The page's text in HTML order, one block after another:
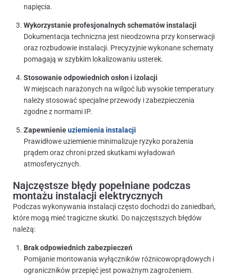
napięcia.
Wykorzystanie profesjonalnych schematów instalacji
Dokumentacja techniczna jest nieodzowna przy konserwacji
oraz rozbudowie instalacji. Precyzyjnie wykonane schematy
pomagają w szybkim lokalizowaniu usterek.
Stosowanie odpowiednich osłon i izolacji
W miejscach narażonych na wilgoć lub wysokie temperatury
należy stosować specjalne przewody i zabezpieczenia
zgodne z normami IP.
Zapewnienieuziemienia instalacji
Prawidłowe uziemienie minimalizuje ryzyko porażenia
prądem oraz chroni przed skutkami wyładowań
atmosferycznych.
Najczęstsze błędy popełniane podczas
montażu instalacji elektrycznych
Podczas wykonywania instalacji często dochodzi do zaniedbań,
które mogą mieć tragiczne skutki. Do najczęstszych błędów
należą:
Brak odpowiednich zabezpieczeń
Pomijanie montowania wyłączników różnicowoprądowych i
ograniczników przepięć jest poważnym zagrożeniem.